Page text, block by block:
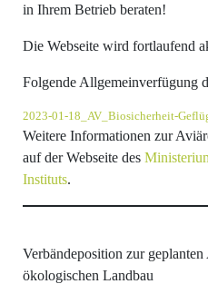
in Ihrem Betrieb beraten!
Die Webseite wird fortlaufend
Folgende Allgemeinverfügung
2023-01-18_AV_Biosicherheit-
Weitere Informationen zur
auf der Webseite des
Instituts.
Verbändeposition zur
ökologischen Landbau